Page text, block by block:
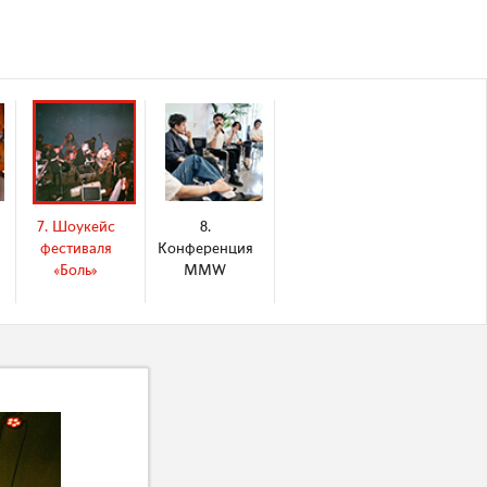
7. Шоукейс
фестиваля
«Боль»
8.
Конференция
MMW